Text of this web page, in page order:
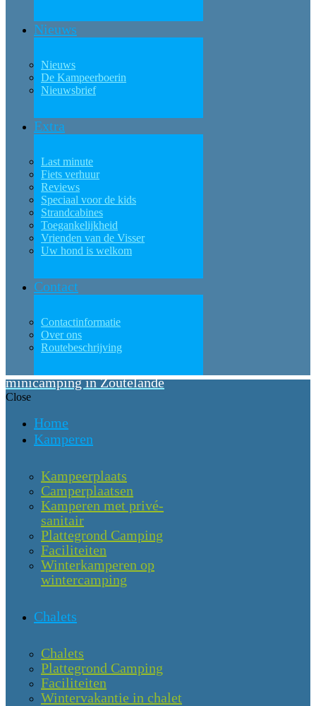
Nieuws
Nieuws
De Kampeerboerin
Nieuwsbrief
Extra
Last minute
Fiets verhuur
Reviews
Speciaal voor de kids
Strandcabines
Toegankelijkheid
Vrienden van de Visser
Uw hond is welkom
Contact
Contactinformatie
Over ons
Routebeschrijving
minicamping in Zoutelande
Close
Home
Kamperen
Kampeerplaats
Camperplaatsen
Kamperen met privé-
sanitair
Plattegrond Camping
Faciliteiten
Winterkamperen op
wintercamping
Chalets
Chalets
Plattegrond Camping
Faciliteiten
Wintervakantie in chalet